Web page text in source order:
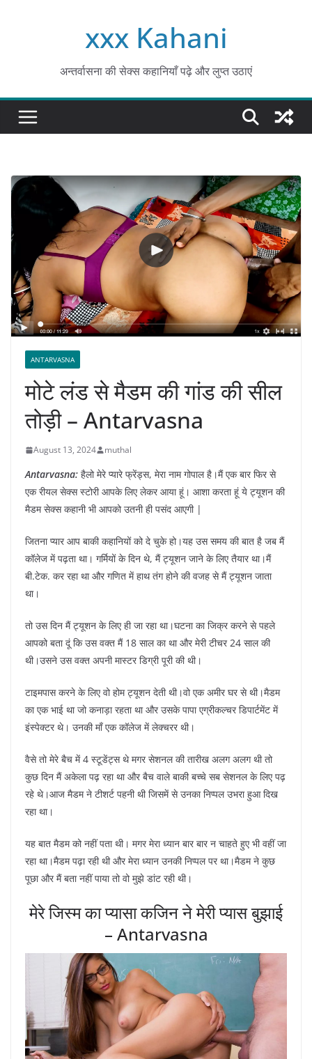
xxx Kahani
अन्तर्वासना की सेक्स कहानियाँ पढ़े और लुप्त उठाएं
ANTARVASNA
मोटे लंड से मैडम की गांड की सील
तोड़ी – Antarvasna
August 13, 2024 muthal
Antarvasna: हैलो मेरे प्यारे फ्रेंड्स, मेरा नाम गोपाल है।मैं एक बार फिर से
एक रीयल सेक्स स्टोरी आपके लिए लेकर आया हूं। आशा करता हूं ये ट्यूशन की
मैडम सेक्स कहानी भी आपको उतनी ही पसंद आएगी |
जितना प्यार आप बाकी कहानियों को दे चुके हो।यह उस समय की बात है जब मैं
कॉलेज में पढ़ता था। गर्मियों के दिन थे, मैं ट्यूशन जाने के लिए तैयार था।मैं
बी.टेक. कर रहा था और गणित में हाथ तंग होने की वजह से मैं ट्यूशन जाता
था।
तो उस दिन मैं ट्यूशन के लिए ही जा रहा था।घटना का जिक्र करने से पहले
आपको बता दूं कि उस वक्त मैं 18 साल का था और मेरी टीचर 24 साल की
थी।उसने उस वक्त अपनी मास्टर डिग्री पूरी की थी।
टाइमपास करने के लिए वो होम ट्यूशन देती थी।वो एक अमीर घर से थी।मैडम
का एक भाई था जो कनाड़ा रहता था और उसके पापा एग्रीकल्चर डिपार्टमेंट में
इंस्पेक्टर थे। उनकी माँ एक कॉलेज में लेक्चरर थी।
वैसे तो मेरे बैच में 4 स्टूडेंट्स थे मगर सेशनल की तारीख अलग अलग थी तो
कुछ दिन मैं अकेला पढ़ रहा था और बैच वाले बाकी बच्चे सब सेशनल के लिए पढ़
रहे थे।आज मैडम ने टीशर्ट पहनी थी जिसमें से उनका निप्पल उभरा हुआ दिख
रहा था।
यह बात मैडम को नहीं पता थी। मगर मेरा ध्यान बार बार न चाहते हुए भी वहीं जा
रहा था।मैडम पढ़ा रही थी और मेरा ध्यान उनकी निप्पल पर था।मैडम ने कुछ
पूछा और मैं बता नहीं पाया तो वो मुझे डांट रही थी।
मेरे जिस्म का प्यासा कजिन ने मेरी प्यास बुझाई
– Antarvasna